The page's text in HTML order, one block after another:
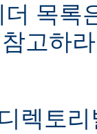
더 목록
고하
렉토